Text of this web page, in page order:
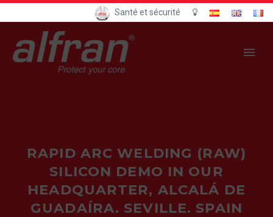
Santé et sécurité
RAPID ARC WELDING (RAW)
SILICON DEMO IN OUR
HEADQUARTER, ALCALÁ DE
GUADAÍRA. SEVILLE. SPAIN